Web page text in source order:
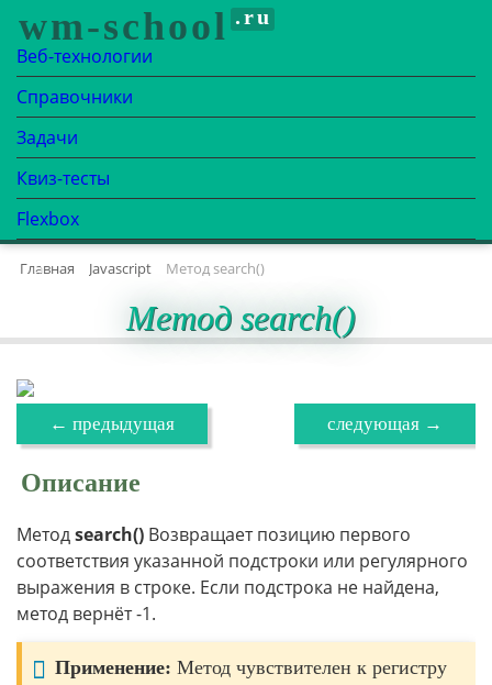
wm-school .ru
Веб-технологии
Справочники
Задачи
Квиз-тесты
Flexbox

Главная Javascript Метод search()
Метод search()
← предыдущая следующая →
Описание
Методsearch() Возвращает позицию первого
соответствия указанной подстроки или регулярного
выражения в строке. Если подстрока не найдена,
метод вернёт -1.
Применение: Метод чувствителен к регистру